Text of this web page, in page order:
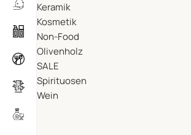
Keramik
Kosmetik
Non-Food
Olivenholz
SALE
Spirituosen
Wein